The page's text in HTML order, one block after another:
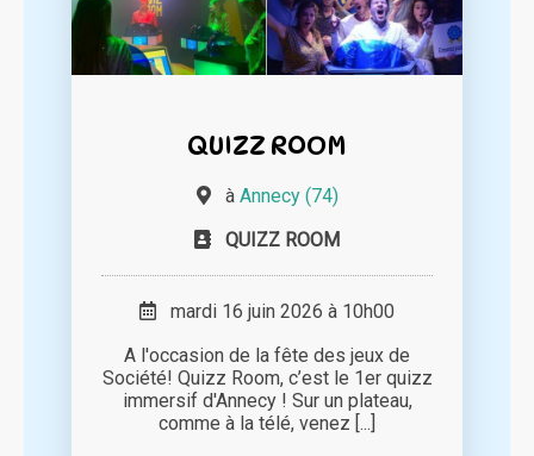
QUIZZ ROOM
à Annecy (74)
QUIZZ ROOM
mardi 16 juin 2026 à 10h00
A l'occasion de la fête des jeux de
Société! Quizz Room, c’est le 1er quizz
immersif d'Annecy ! Sur un plateau,
comme à la télé, venez [...]